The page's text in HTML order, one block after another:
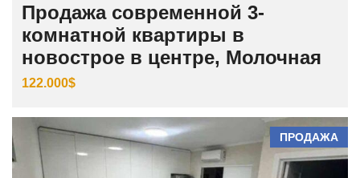
Продажа современной 3-
комнатной квартиры в
новострое в центре, Молочная
122.000$
ПРОДАЖА